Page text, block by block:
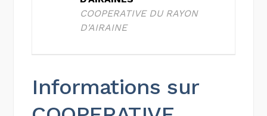
COOPERATIVE DU RAYON
D'AIRAINE
Informations sur